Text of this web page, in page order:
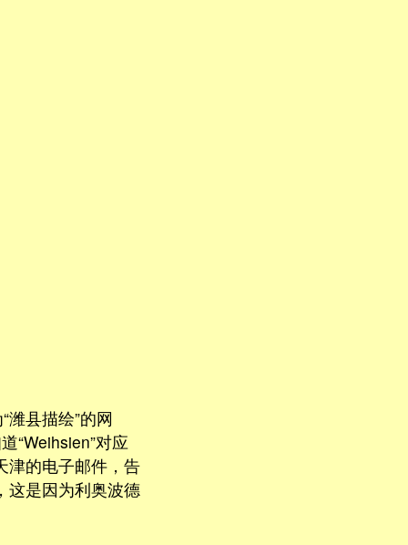
县描绘”的网
“Weihsien”对应
津的电子邮件，告
这是因为利奥波德